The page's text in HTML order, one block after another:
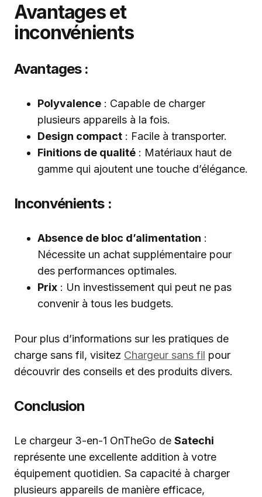
Avantages et
inconvénients
Avantages :
Polyvalence : Capable de charger
plusieurs appareils à la fois.
Design compact : Facile à transporter.
Finitions de qualité : Matériaux haut de
gamme qui ajoutent une touche d’élégance.
Inconvénients :
Absence de bloc d’alimentation :
Nécessite un achat supplémentaire pour
des performances optimales.
Prix : Un investissement qui peut ne pas
convenir à tous les budgets.
Pour plus d’informations sur les pratiques de
charge sans fil, visitez Chargeur sans fil pour
découvrir des conseils et des produits divers.
Conclusion
Le chargeur 3-en-1 OnTheGo de Satechi
représente une excellente addition à votre
équipement quotidien. Sa capacité à charger
plusieurs appareils de manière efficace,